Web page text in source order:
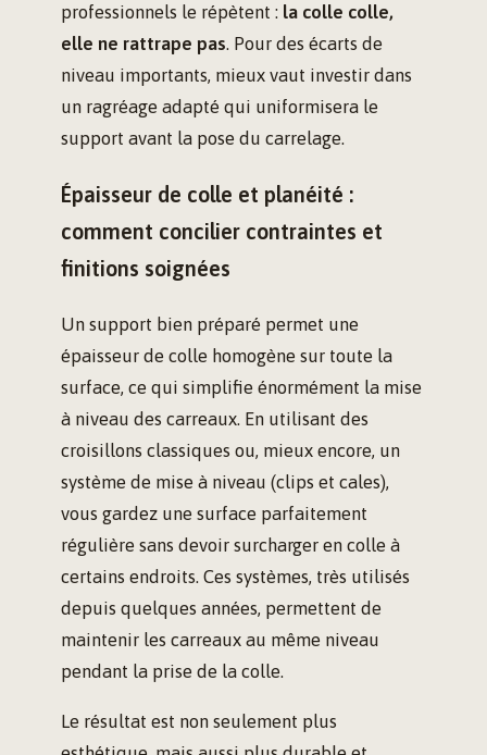
professionnels le répètent : la colle colle,
elle ne rattrape pas. Pour des écarts de
niveau importants, mieux vaut investir dans
un ragréage adapté qui uniformisera le
support avant la pose du carrelage.
Épaisseur de colle et planéité :
comment concilier contraintes et
finitions soignées
Un support bien préparé permet une
épaisseur de colle homogène sur toute la
surface, ce qui simplifie énormément la mise
à niveau des carreaux. En utilisant des
croisillons classiques ou, mieux encore, un
système de mise à niveau (clips et cales),
vous gardez une surface parfaitement
régulière sans devoir surcharger en colle à
certains endroits. Ces systèmes, très utilisés
depuis quelques années, permettent de
maintenir les carreaux au même niveau
pendant la prise de la colle.
Le résultat est non seulement plus